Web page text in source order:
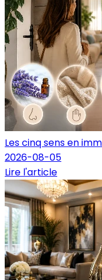
Les cinq sens en
2026-08-05
Lire l'article